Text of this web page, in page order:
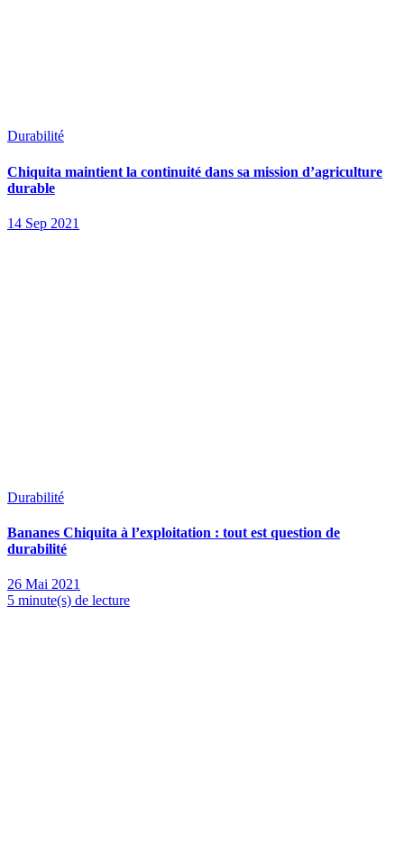
Durabilité
Chiquita maintient la continuité dans sa mission d’agriculture
durable
14 Sep 2021
Durabilité
Bananes Chiquita à l’exploitation : tout est question de
durabilité
26 Mai 2021
5 minute(s) de lecture